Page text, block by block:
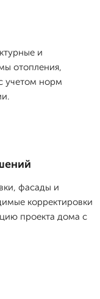
и
отопления,
учетом норм
фасады и
корректировки
проекта дома с